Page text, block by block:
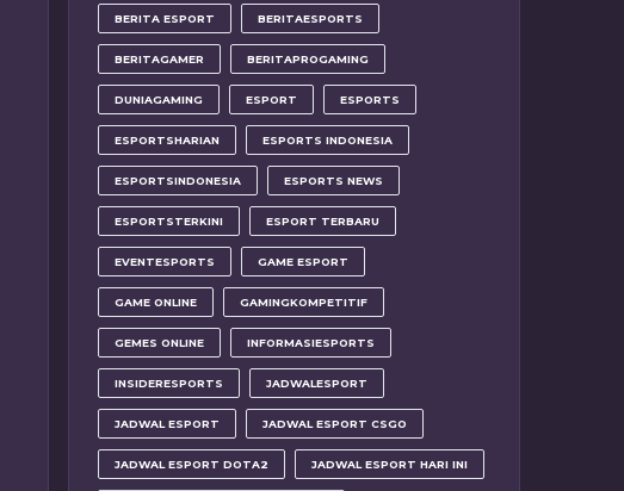
BERITA ESPORT BERITAESPORTS
BERITAGAMER BERITAPROGAMING
DUNIAGAMING ESPORT ESPORTS
ESPORTSHARIAN ESPORTS INDONESIA
ESPORTSINDONESIA ESPORTS NEWS
ESPORTSTERKINI ESPORT TERBARU
EVENTESPORTS GAME ESPORT
GAME ONLINE GAMINGKOMPETITIF
GEMES ONLINE INFORMASIESPORTS
INSIDERESPORTS JADWALESPORT
JADWAL ESPORT JADWAL ESPORT CSGO
JADWAL ESPORT DOTA2 JADWAL ESPORT HARI INI